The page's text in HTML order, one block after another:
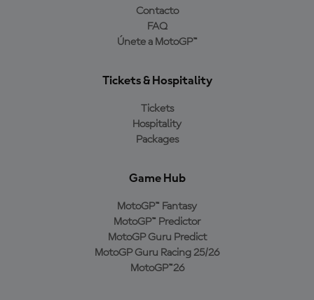
Contacto
FAQ
Únete a MotoGP™
Tickets & Hospitality
Tickets
Hospitality
Packages
Game Hub
MotoGP™ Fantasy
MotoGP™ Predictor
MotoGP Guru Predict
MotoGP Guru Racing 25/26
MotoGP™26